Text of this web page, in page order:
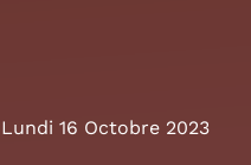
Lundi 16 Octobre 2023